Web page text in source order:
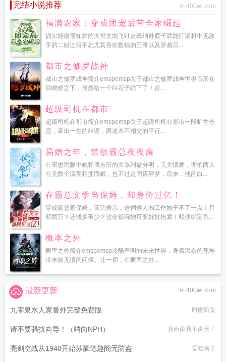
完结小说推荐 m.400wi.com
福满农家：穿成团宠后带全家崛起
偶尔能做预知梦的大哥文能飞针走线纳鞋底子武能打遍村中无敌
手的二姐过目不忘尤其喜欢数钱的三哥以及穿越后...
都市之修罗战神
都市之修罗战神简介emspemsp关于都市之修罗战神世界首富众
目睽睽之下，居然给一个叫花子跪下了！首...
超级司机在都市
超级司机在都市简介emspemsp关于超级司机在都市一段旷世奇
恋，牵出一生的纠缠，两道本不相交的平行...
易婚之年，禁欲霸总夜夜癫
在宋思瑜眼中她和傅东珩的关系利益分明，无关情爱，哪怕两人
在无数个深夜相拥而眠，也不过是同床异梦，后来，他的白...
在霸总文学当保姆，却身价过亿！
穿成霸总家保姆，蓝玥表示，这伺候人的工作她干不了一点！月
薪两万？还钱多事少？这金饭碗她可要好好抱紧！顺便绑定系...
概率之外
概率之外简介emspemsp冷酷严明的未来世界，身着黑衣的死神
带来最无情的问候。让一切，在概率之外...
m.400wi.com
最新更新
九零泉水人家番外完整免费版 时雨听棠
请不要骚扰向导！（哨向NPH） 我命由我不由天！
亮剑空战从1940开始苏豪笔趣阁无防盗 爱吃梅干